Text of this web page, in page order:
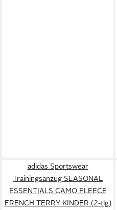
adidas Sportswear
Trainingsanzug SEASONAL
ESSENTIALS CAMO FLEECE
FRENCH TERRY KINDER (2-tlg)